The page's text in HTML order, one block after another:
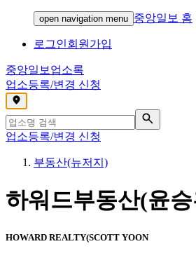
open navigation menu 중앙일보 홈
로그인회원가입
중앙일보 업소록
업소등록/변경 신청
,
업소등록/변경 신청
부동산(뉴저지)
하워드부동산(윤
HOWARD REALTY(SCOTT YOON